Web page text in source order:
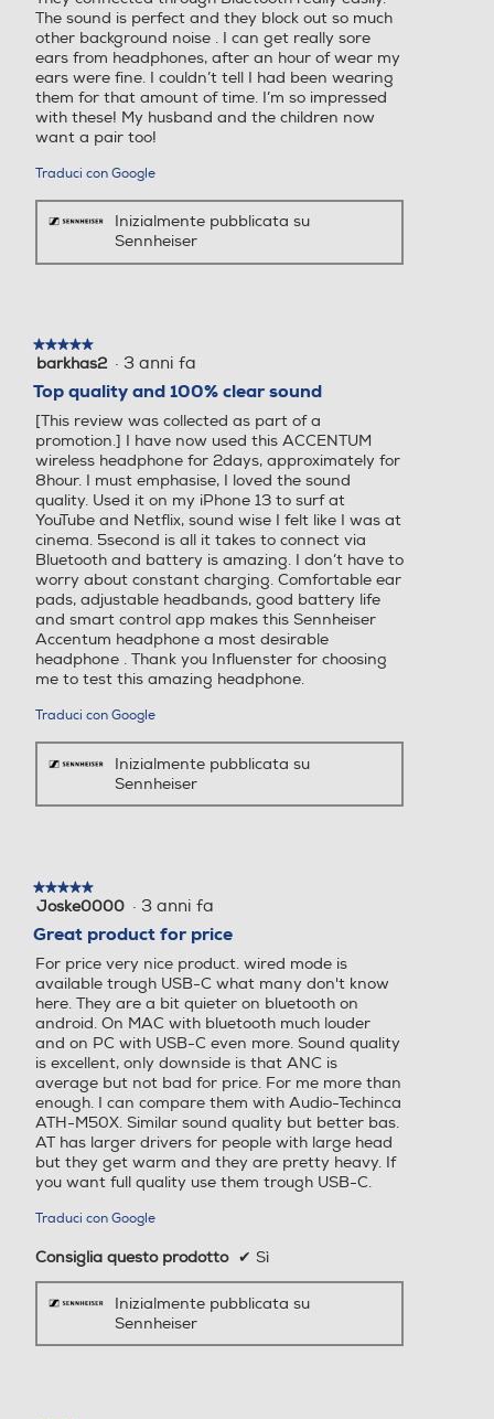
The sound is perfect and they block out so much
other background noise . I can get really sore
ears from headphones, after an hour of wear my
ears were fine. I couldn’t tell I had been wearing
them for that amount of time. I’m so impressed
with these! My husband and the children now
want a pair too!
Traduci con Google
Inizialmente pubblicata su
Sennheiser
★★★★★
★★★★★
5
stelle.
barkhas2 · 3 anni fa
Top quality and 100% clear sound
[This review was collected as part of a
promotion.] I have now used this ACCENTUM
wireless headphone for 2days, approximately for
8hour. I must emphasise, I loved the sound
quality. Used it on my iPhone 13 to surf at
YouTube and Netflix, sound wise I felt like I was at
cinema. 5second is all it takes to connect via
Bluetooth and battery is amazing. I don’t have to
worry about constant charging. Comfortable ear
pads, adjustable headbands, good battery life
and smart control app makes this Sennheiser
Accentum headphone a most desirable
headphone . Thank you Influenster for choosing
me to test this amazing headphone.
Traduci con Google
Inizialmente pubblicata su
Sennheiser
★★★★★
★★★★★
5
5
stelle.
Joske0000 · 3 anni fa
Great product for price
For price very nice product. wired mode is
available trough USB-C what many don't know
here. They are a bit quieter on bluetooth on
android. On MAC with bluetooth much louder
and on PC with USB-C even more. Sound quality
is excellent, only downside is that ANC is
average but not bad for price. For me more than
enough. I can compare them with Audio-Techinca
ATH-M50X. Similar sound quality but better bas.
AT has larger drivers for people with large head
but they get warm and they are pretty heavy. If
you want full quality use them trough USB-C.
Traduci con Google
Consiglia questo prodotto ✔ Sì
Inizialmente pubblicata su
Sennheiser